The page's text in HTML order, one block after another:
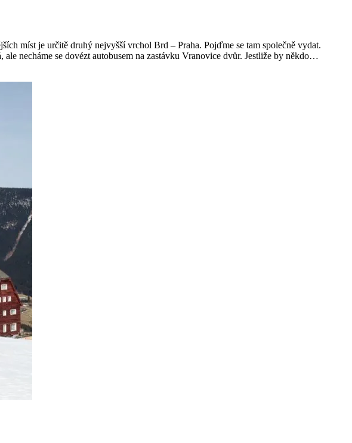
míst je určitě druhý nejvyšší vrchol Brd – Praha. Pojďme se tam společně vydat.
necháme se dovézt autobusem na zastávku Vranovice dvůr. Jestliže by někdo…